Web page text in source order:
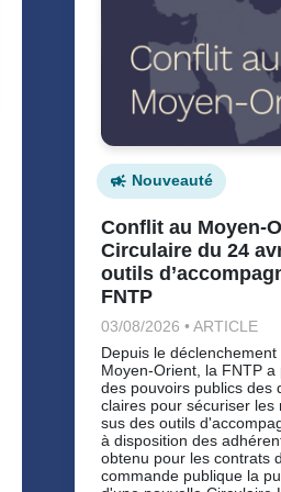
Nouveauté
Conflit au Moyen-
Circulaire du 24
outils
FNTP
03/08/2026 • ARTICLE
Depuis le
Moyen-Orient, la FNTP
des pouvoirs publics des
claires pour sécuriser les
sus des outils
à disposition des
obtenu pour les contrats
commande publique la